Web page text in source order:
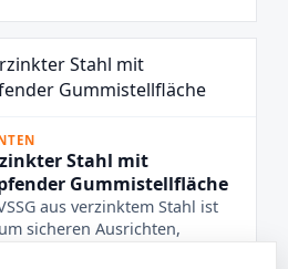
Stahl mit
Gummistellfläche
aus verzinktem Stahl ist
sicheren Ausrichten,